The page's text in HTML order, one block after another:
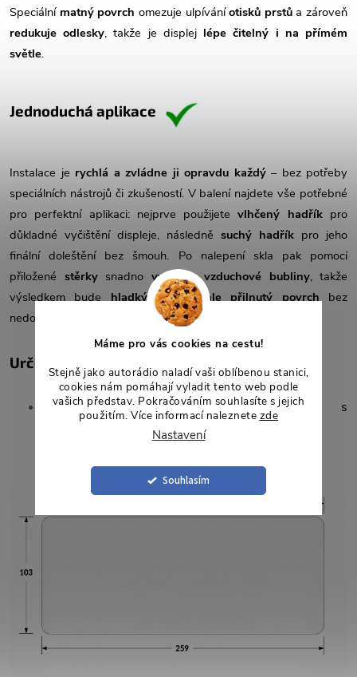
Máme pro vás cookies na cestu!
Stejně jako autorádio naladí vaši oblíbenou stanici,
cookies nám pomáhají vyladit tento web podle
vašich představ. Pokračováním souhlasíte s jejich
použitím. Více informací naleznete zde
Nastavení
Souhlasím
Speciální matný povrch omezuje ulpíváníotisků prstůa zároveň
redukuje odlesky, takže je displej lépe čitelný i na přímém
světle.
Jednoduchá aplikace
Instalace je rychlá a zvládne ji opravdu každý– bez potřeby
speciálních nástrojů či zkušeností. V balení najdete vše potřebné
pro perfektní aplikaci: nejprve použijetevlhčený hadříkpro
důkladné vyčištění displeje, následně suchý hadřík pro jeho
finální doleštění bez šmouh. Po nalepení skla pak pomocí
přiložené stěrkysnadno vytlačíte vzduchové bubliny, takže
výsledkem bude hladký a dokonale přilnutý povrch bez
nedokonalostí.
Určené pro autorádia
Autorádia pro vozidla Mercedes-Benz / Audi s